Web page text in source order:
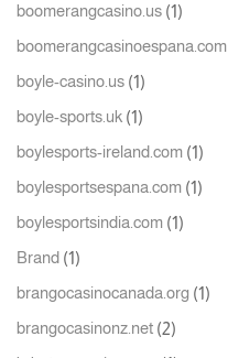
boomerangcasino.us (1)
boomerangcasinoespana.com
boyle-casino.us (1)
boyle-sports.uk (1)
boylesports-ireland.com (1)
boylesportsespana.com (1)
boylesportsindia.com (1)
Brand (1)
brangocasinocanada.org (1)
brangocasinonz.net (2)